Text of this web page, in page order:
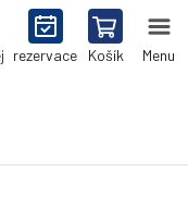
rezervace Košík Menu